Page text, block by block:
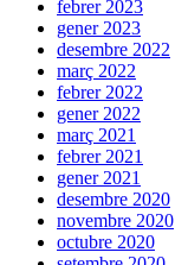
febrer 2023
gener 2023
desembre 2022
març 2022
febrer 2022
gener 2022
març 2021
febrer 2021
gener 2021
desembre 2020
novembre 2020
octubre 2020